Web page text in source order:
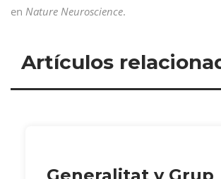
en Nature Neuroscience.
Artículos